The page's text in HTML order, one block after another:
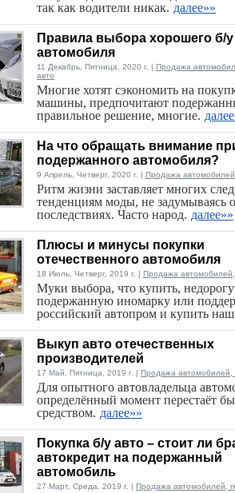
так как водители никак. далее»»
Правила выбора хорошего б/у
автомобиля
11 Декабрь, Пятница, 2020 г. | Продажа
авто
Многие хотят сэкономить на
машины, предпочитают
правильное решение, многие.
На что обращать внимание
подержанного автомобиля?
9 Апрель, Четверг, 2020 г. | Продажа
Ритм жизни заставляет многих
тенденциям моды, не задумываясь о
последствиях. Часто народ. далее»»
Плюсы и минусы покупки
отечественного автомобиля
18 Июль, Четверг, 2019 г. | Продажа автомобилей,
Муки выбора, что купить,
подержанную иномарку или
российский автопром и купить
Выкуп авто отечественных
производителей
17 Май, Пятница, 2019 г. | Продажа автомобилей,
Для опытного автовладельца
определённый момент перестаёт
средством. далее»»
Покупка б/у авто – стоит ли
автокредит на подержанный
автомобиль
27 Март, Среда, 2019 г. | Продажа автомобилей,